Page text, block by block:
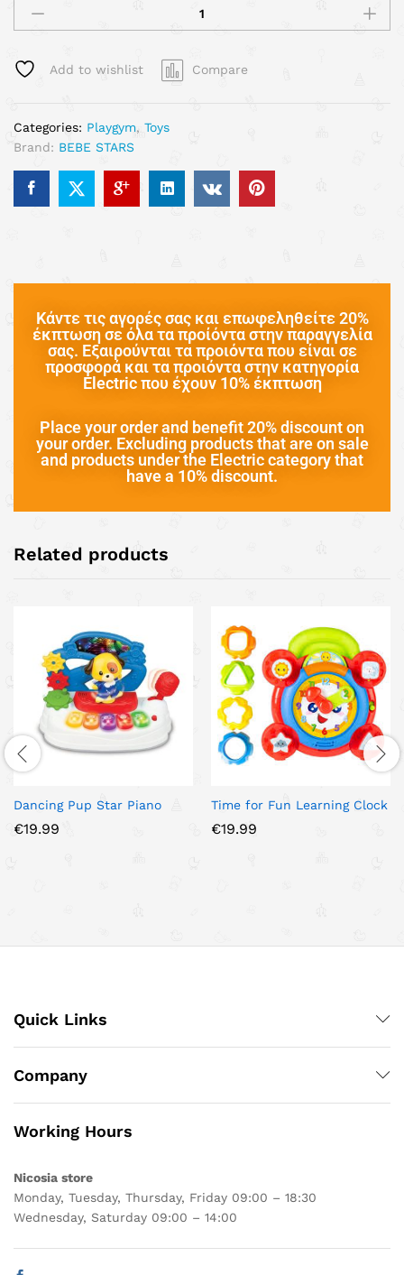
Add to wishlist Compare
Categories: Playgym, Toys
Brand: BEBE STARS
Κάντε τις αγορές σας και επωφεληθείτε 20%
έκπτωση σε όλα τα προίόντα στην παραγγελία
σας. Εξαιρούνται τα προιόντα που είναι σε
προσφορά και τα προιόντα στην κατηγορία
Electric που έχουν 10% έκπτωση
Place your order and benefit 20% discount on
your order. Excluding products that are on sale
and products under the Electric category that
have a 10% discount.
Related products
Dancing Pup Star Piano
€19.99
Time for Fun Learning Clock
€19.99
Quick Links
Company
Working Hours
Nicosia store
Monday, Tuesday, Thursday, Friday 09:00 – 18:30
Wednesday, Saturday 09:00 – 14:00